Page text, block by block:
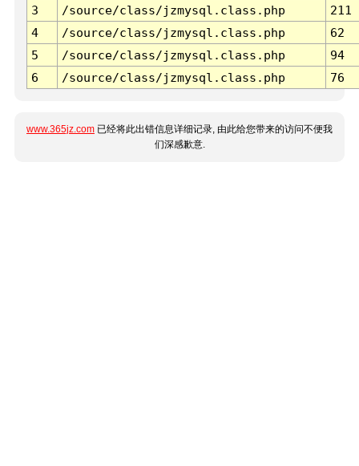
3 /source/class/jzmysql.class.php
211
4
/source/class/jzmysql.class.php
62
5
/source/class/jzmysql.class.php
94
6
/source/class/jzmysql.class.php 76
www.365jz.com 已经将此出错信息详细记录, 由此给您带来的访问不便我
们深感歉意.